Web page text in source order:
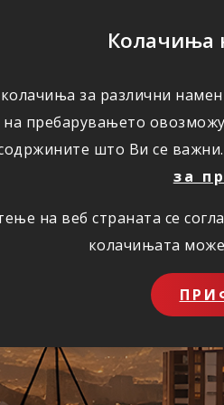
Колачиња
за различни
пребарувањето
што Ви се
за
на веб страната се
колачињата
ПОВОЛНОСТИ